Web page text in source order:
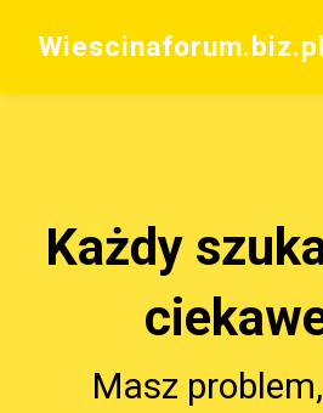
Wiescinaforum.biz.pl
Każdy
Masz